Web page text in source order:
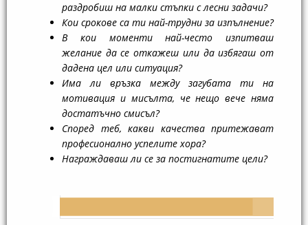
раздробиш на малки стъпки с лесни задачи?
Кои срокове са ти най-трудни за изпълнение?
В кои моменти най-често изпитваш
желание да се откажеш или да избягаш от
дадена цел или ситуация?
Има ли връзка между загубата ти на
мотивация и мисълта, че нещо вече няма
достатъчно смисъл?
Според теб, какви качества притежават
професионално успелите хора?
Награждаваш ли се за постигнатите цели?